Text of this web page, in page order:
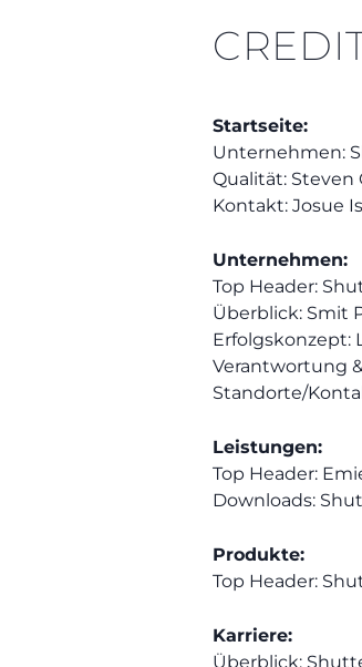
Startseite:
Unternehmen:
Qualität: Steven
Kontakt: Josue
Unternehmen:
Top Header:
Überblick: Smit
Erfolgskonzept:
Verantwortung
Standorte/
Leistungen:
Top Header:
Downloads:
Produkte:
Top Header:
Karriere:
Überblick: